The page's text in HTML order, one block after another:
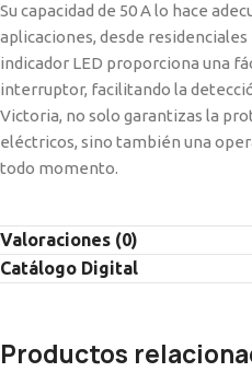
Su capacidad de 50 A lo hace
aplicaciones, desde
indicador LED proporciona una
interruptor, facilitando la
Victoria, no solo garantizas la
eléctricos, sino también una
todo momento.
Valoraciones (0)
Catálogo Digital
Productos